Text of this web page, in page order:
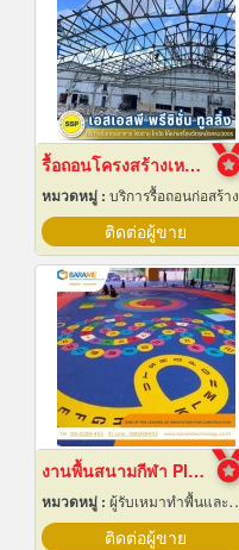
รื้อถอนโครงสร้างเหล็ก สมุทรปราการ
หมวดหมู่ : บริการรื้อถอนก่อสร้าง
ติดต่อผู้ขาย
งานพื้นสนามกีฬา Play Ground EPDM สนามเด็กเล่น
หมวดหมู่ : ผู้รับเหมาทำพื้นและทางเดิน
ติดต่อผู้ขาย